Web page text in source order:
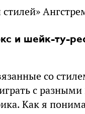
и шейк-ту-
со
с
Как я